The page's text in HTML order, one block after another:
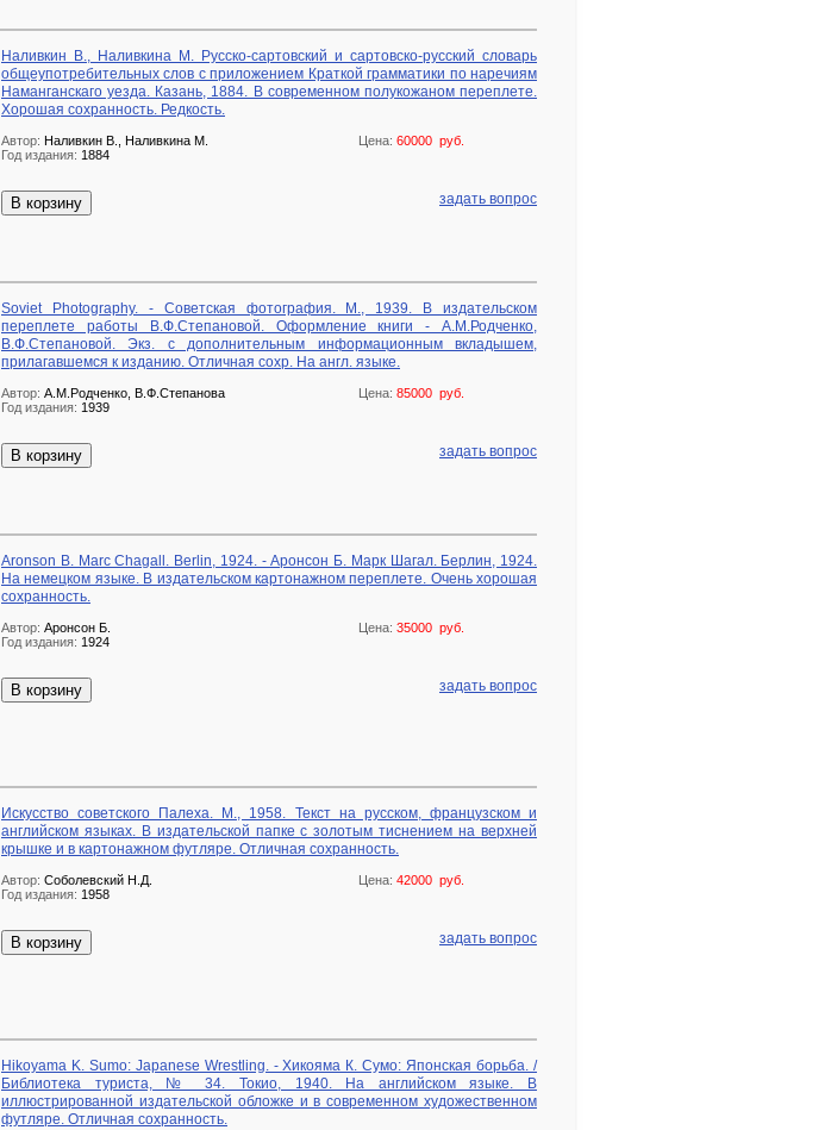
Наливкин В., Наливкина М. Русско-сартовский и сартовско-русский словарь
общеупотребительных слов с приложением Краткой грамматики по наречиям
Наманганскаго уезда. Казань, 1884. В современном полукожаном переплете.
Хорошая сохранность. Редкость.
Цена: 60000 руб.
Автор: Наливкин В., Наливкина М.
Год издания: 1884
В корзину задать вопрос
Soviet Photography. - Советская фотография. М., 1939. В издательском
переплете работы В.Ф.Степановой. Оформление книги - А.М.Родченко,
В.Ф.Степановой. Экз. с дополнительным информационным вкладышем,
прилагавшемся к изданию. Отличная сохр. На англ. языке.
Цена: 85000 руб.
Автор: А.М.Родченко, В.Ф.Степанова
Год издания: 1939
В корзину задать вопрос
Aronson B. Marc Chagall. Berlin, 1924. - Аронсон Б. Марк Шагал. Берлин, 1924.
На немецком языке. В издательском картонажном переплете. Очень хорошая
сохранность.
Цена: 35000 руб.
Автор: Аронсон Б.
Год издания: 1924
В корзину задать вопрос
Искусство советского Палеха. М., 1958. Текст на русском, французском и
английском языках. В издательской папке с золотым тиснением на верхней
крышке и в картонажном футляре. Отличная сохранность.
Цена: 42000 руб.
Автор: Соболевский Н.Д.
Год издания: 1958
В корзину задать вопрос
Hikoyama K. Sumo: Japanese Wrestling. - Хикояма К. Сумо: Японская борьба. /
Библиотека туриста, № 34. Токио, 1940. На английском языке. В
иллюстрированной издательской обложке и в современном художественном
футляре. Отличная сохранность.